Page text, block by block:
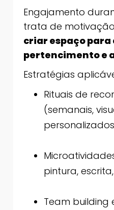
Engajamento
trata de
criar espaço para
pertencimento e
Estratégias
Rituais de
(semanais,
pintura,
Team building